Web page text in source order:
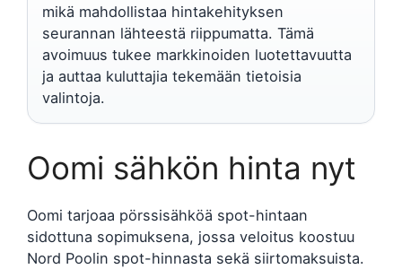
mikä mahdollistaa hintakehityksen
seurannan lähteestä riippumatta. Tämä
avoimuus tukee markkinoiden luotettavuutta
ja auttaa kuluttajia tekemään tietoisia
valintoja.
Oomi sähkön hinta nyt
Oomi tarjoaa pörssisähköä spot-hintaan
sidottuna sopimuksena, jossa veloitus koostuu
Nord Poolin spot-hinnasta sekä siirtomaksuista.